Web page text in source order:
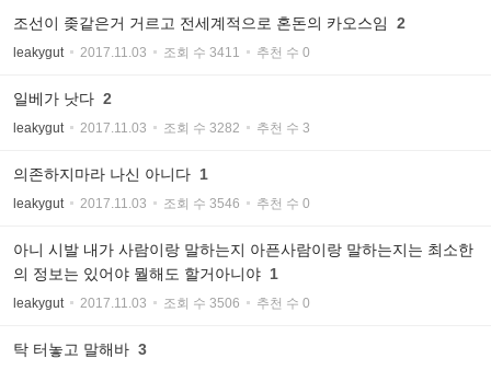
조선이 좆같은거 거르고 전세계적으로 혼돈의 카오스임 2
leakygut 2017.11.03 조회 수 3411 추천 수 0
일베가 낫다 2
leakygut 2017.11.03 조회 수 3282 추천 수 3
의존하지마라 나신 아니다 1
leakygut 2017.11.03 조회 수 3546 추천 수 0
아니 시발 내가 사람이랑 말하는지 아픈사람이랑 말하는지는 최소한
의 정보는 있어야 뭘해도 할거아니야 1
leakygut 2017.11.03 조회 수 3506 추천 수 0
탁 터놓고 말해바 3